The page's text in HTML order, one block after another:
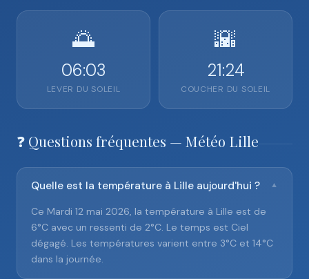
🌅
06:03
LEVER DU SOLEIL
🌇
21:24
COUCHER DU SOLEIL
❓ Questions fréquentes — Météo Lille
Quelle est la température à Lille aujourd'hui ? ▼
Ce Mardi 12 mai 2026, la température à Lille est de
6°C avec un ressenti de 2°C. Le temps est Ciel
dégagé. Les températures varient entre 3°C et 14°C
dans la journée.